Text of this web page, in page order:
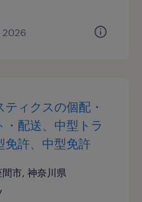
2026
ィクスの個配・
・配送、中型トラ
免許、中型免許
市, 神奈川県